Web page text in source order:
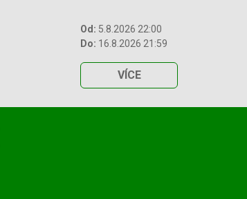
Od: 5.8.2026 22:00
Do: 16.8.2026 21:59
VÍCE